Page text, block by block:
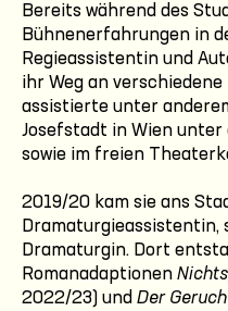
Bereits während des
Bühnenerfahrungen in
Regieassistentin und
ihr Weg an
assistierte unter
Josefstadt in Wien unter
sowie im freien
2019/20 kam sie ans
Dramaturgieassistentin,
Dramaturgin. Dort
Romanadaptionen
2022/23) und Der